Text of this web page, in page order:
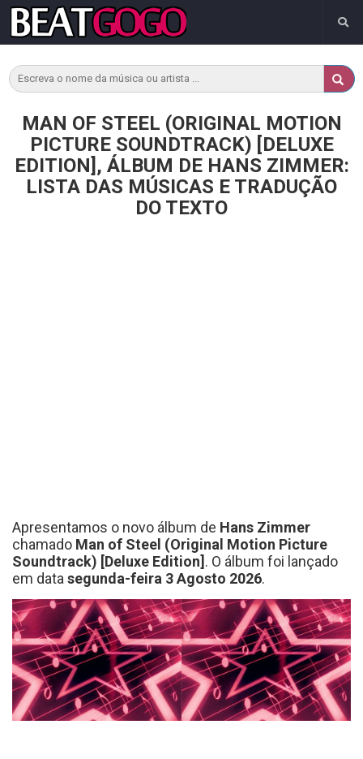
MAN OF STEEL (ORIGINAL MOTION
PICTURE SOUNDTRACK) [DELUXE
EDITION], ÁLBUM DE HANS ZIMMER:
LISTA DAS MÚSICAS E TRADUÇÃO
DO TEXTO
Apresentamos o novo álbum de Hans Zimmer
chamado Man of Steel (Original Motion Picture
Soundtrack) [Deluxe Edition] . O álbum foi lançado
em data segunda-feira 3 Agosto 2026.